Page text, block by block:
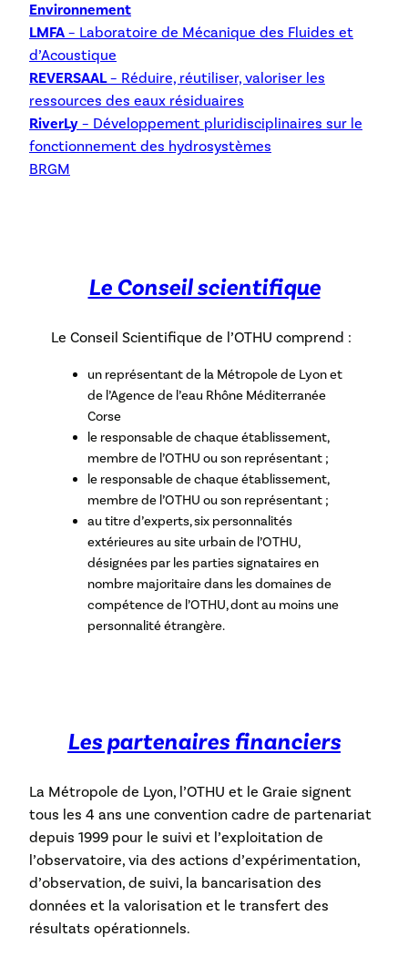
Environnement
LMFA – Laboratoire de Mécanique des Fluides et
d’Acoustique
REVERSAAL– Réduire, réutiliser, valoriser les
ressources des eaux résiduaires
RiverLy – Développement pluridisciplinaires sur le
fonctionnement des hydrosystèmes
BRGM
Le Conseil scientifique
Le Conseil Scientifique de l’OTHU comprend :
un représentant de la Métropole de Lyon et
de l’Agence de l’eau Rhône Méditerranée
Corse
le responsable de chaque établissement,
membre de l’OTHU ou son représentant ;
le responsable de chaque établissement,
membre de l’OTHU ou son représentant ;
au titre d’experts, six personnalités
extérieures au site urbain de l’OTHU,
désignées par les parties signataires en
nombre majoritaire dans les domaines de
compétence de l’OTHU, dont au moins une
personnalité étrangère.
Les partenaires financiers
La Métropole de Lyon, l’OTHU et le Graie signent
tous les 4 ans une convention cadre de partenariat
depuis 1999 pour le suivi et l’exploitation de
l’observatoire, via des actions d’expérimentation,
d’observation, de suivi, la bancarisation des
données et la valorisation et le transfert des
résultats opérationnels.